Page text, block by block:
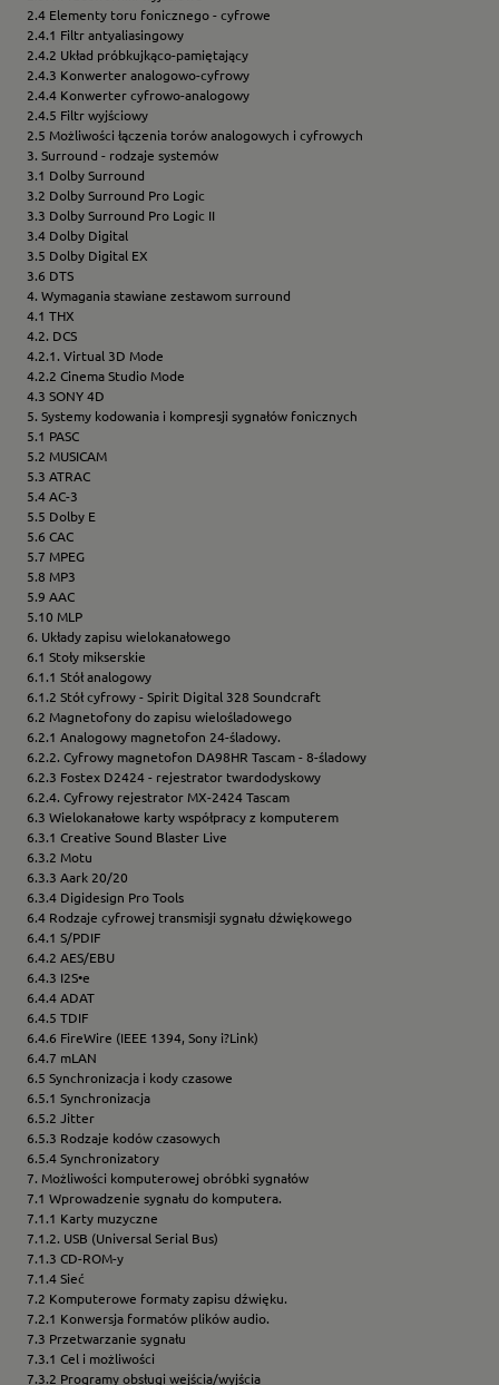
2.4 Elementy toru fonicznego - cyfrowe
2.4.1 Filtr antyaliasingowy
2.4.2 Układ próbkujkąco-pamiętający
2.4.3 Konwerter analogowo-cyfrowy
2.4.4 Konwerter cyfrowo-analogowy
2.4.5 Filtr wyjściowy
2.5 Możliwości łączenia torów analogowych i cyfrowych
3. Surround - rodzaje systemów
3.1 Dolby Surround
3.2 Dolby Surround Pro Logic
3.3 Dolby Surround Pro Logic II
3.4 Dolby Digital
3.5 Dolby Digital EX
3.6 DTS
4. Wymagania stawiane zestawom surround
4.1 THX
4.2. DCS
4.2.1. Virtual 3D Mode
4.2.2 Cinema Studio Mode
4.3 SONY 4D
5. Systemy kodowania i kompresji sygnałów fonicznych
5.1 PASC
5.2 MUSICAM
5.3 ATRAC
5.4 AC-3
5.5 Dolby E
5.6 CAC
5.7 MPEG
5.8 MP3
5.9 AAC
5.10 MLP
6. Układy zapisu wielokanałowego
6.1 Stoły mikserskie
6.1.1 Stół analogowy
6.1.2 Stół cyfrowy - Spirit Digital 328 Soundcraft
6.2 Magnetofony do zapisu wielośladowego
6.2.1 Analogowy magnetofon 24-śladowy.
6.2.2. Cyfrowy magnetofon DA98HR Tascam - 8-śladowy
6.2.3 Fostex D2424 - rejestrator twardodyskowy
6.2.4. Cyfrowy rejestrator MX-2424 Tascam
6.3 Wielokanałowe karty współpracy z komputerem
6.3.1 Creative Sound Blaster Live
6.3.2 Motu
6.3.3 Aark 20/20
6.3.4 Digidesign Pro Tools
6.4 Rodzaje cyfrowej transmisji sygnału dźwiękowego
6.4.1 S/PDIF
6.4.2 AES/EBU
6.4.3 I2S•e
6.4.4 ADAT
6.4.5 TDIF
6.4.6 FireWire (IEEE 1394, Sony i?Link)
6.4.7 mLAN
6.5 Synchronizacja i kody czasowe
6.5.1 Synchronizacja
6.5.2 Jitter
6.5.3 Rodzaje kodów czasowych
6.5.4 Synchronizatory
7. Możliwości komputerowej obróbki sygnałów
7.1 Wprowadzenie sygnału do komputera.
7.1.1 Karty muzyczne
7.1.2. USB (Universal Serial Bus)
7.1.3 CD-ROM-y
7.1.4 Sieć
7.2 Komputerowe formaty zapisu dźwięku.
7.2.1 Konwersja formatów plików audio.
7.3 Przetwarzanie sygnału
7.3.1 Cel i możliwości
7.3.2 Programy obsługi wejścia/wyjścia